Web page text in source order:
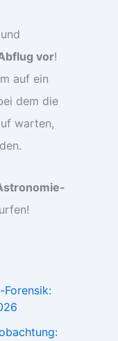
vor!
auf ein
dem die
warten,